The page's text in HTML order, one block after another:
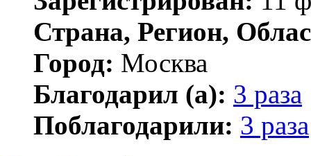
Страна, Регион,
Город: Москва
Благодарил (а): 3 раза
Поблагодарили: 3 раза